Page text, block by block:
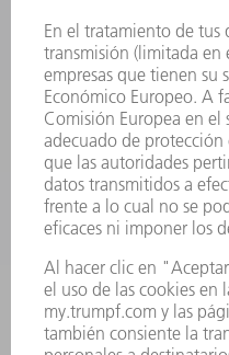
HERRAMIENTAS PORTÁTILES
FÁBRICA INTELIGENTE
SOFTWARE
SERVICIOS
APLICACIONES
SECTORES
EMPRESA
CARRERA PROFESIONAL
OFERTAS DE TRABAJO
PERFIL DE LA EMPRESA
INFORME ANUAL
PRINCIPIOS CORPORATIVOS
CUMPLIMIENTO
SISTEMA DE INFORMADORES